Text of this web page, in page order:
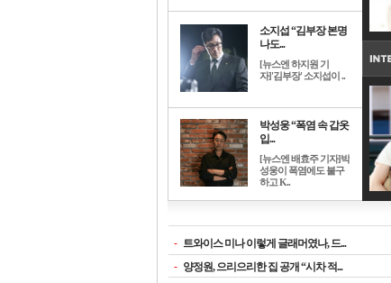
소지섭 “김부장 본명
나도...
[뉴스엔 하지원 기
자]'김부장' 소지섭이 ..
박성웅 “폭염 속 갑옷
입...
[뉴스엔 배효주 기자]박
성웅이 폭염에도 불구
하고 K..
- 트와이스 미나 이렇게 글래머였나, 드...
- 양정원, 으리으리한 집 공개 “시차 적...